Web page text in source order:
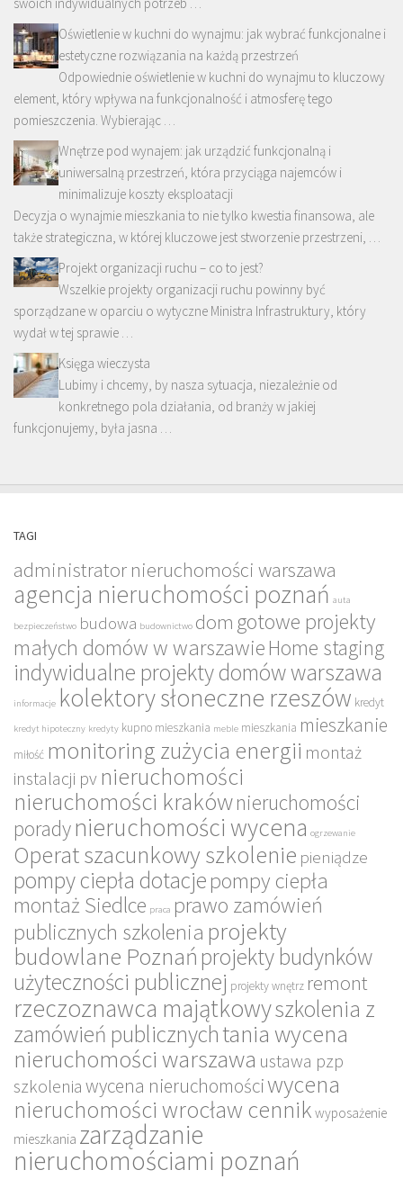
Oświetlenie w kuchni do wynajmu: jak wybrać funkcjonalne i
estetyczne rozwiązania na każdą przestrzeń
Odpowiednie oświetlenie w kuchni do wynajmu to kluczowy
element, który wpływa na funkcjonalność i atmosferę tego
pomieszczenia. Wybierając …
Wnętrze pod wynajem: jak urządzić funkcjonalną i
uniwersalną przestrzeń, która przyciąga najemców i
minimalizuje koszty eksploatacji
Decyzja o wynajmie mieszkania to nie tylko kwestia finansowa, ale
także strategiczna, w której kluczowe jest stworzenie przestrzeni, …
Projekt organizacji ruchu – co to jest?
Wszelkie projekty organizacji ruchu powinny być
sporządzane w oparciu o wytyczne Ministra Infrastruktury, który
wydał w tej sprawie …
Księga wieczysta
Lubimy i chcemy, by nasza sytuacja, niezależnie od
konkretnego pola działania, od branży w jakiej
funkcjonujemy, była jasna …
TAGI
administrator nieruchomości warszawa
agencja nieruchomości poznań auta
bezpieczeństwo budowa budownictwo dom gotowe projekty
małych domów w warszawie Home staging
indywidualne projekty domów warszawa
informacje kolektory słoneczne rzeszów kredyt
kredyt hipoteczny kredyty kupno mieszkania meble mieszkania mieszkanie
miłość monitoring zużycia energii montaż
instalacji pv nieruchomości
nieruchomości krakównieruchomości
poradynieruchomości wycena ogrzewanie
Operat szacunkowy szkolenie pieniądze
pompy ciepła dotacjepompy ciepła
montaż Siedlce praca prawo zamówień
publicznych szkolenia projekty
budowlane Poznańprojekty budynków
użyteczności publicznej projekty wnętrz remont
rzeczoznawca majątkowyszkolenia z
zamówień publicznychtania wycena
nieruchomości warszawa ustawa pzp
szkolenia wycena nieruchomościwycena
nieruchomości wrocław cennik wyposażenie
mieszkania zarządzanie
nieruchomościami poznań